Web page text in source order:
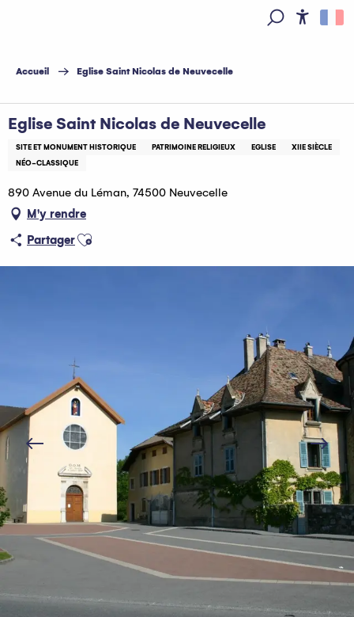
principal
Accueil Eglise Saint Nicolas de Neuvecelle
Eglise Saint Nicolas de Neuvecelle
SITE ET MONUMENT HISTORIQUE PATRIMOINE RELIGIEUX EGLISE
XIIE SIÈCLE
NÉO-CLASSIQUE
890 Avenue du Léman, 74500 Neuvecelle
M'y rendre
PartagerAjouter aux favoris